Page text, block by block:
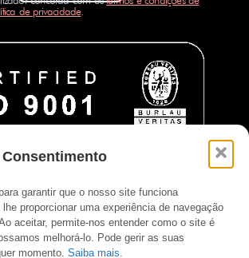
garantir que o nosso site funciona
proporcionar uma experiência de navegação
aceitar, permite-nos entender como o site é
melhorá-lo. Pode gerir as suas
momento. Saiba mais.
de privacidade.